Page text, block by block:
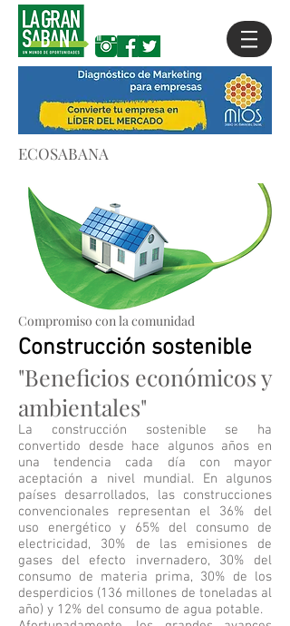
ECOSABANA
Compromiso con la comunidad
Construcción sostenible
"Beneficios económicos y
ambientales"
La construcción sostenible se ha
convertido desde hace algunos años en
una tendencia cada día con mayor
aceptación a nivel mundial. En algunos
países desarrollados, las construcciones
convencionales representan el 36% del
uso energético y 65% del consumo de
electricidad, 30% de las emisiones de
gases del efecto invernadero, 30% del
consumo de materia prima, 30% de los
desperdicios (136 millones de toneladas al
año) y 12% del consumo de agua potable.